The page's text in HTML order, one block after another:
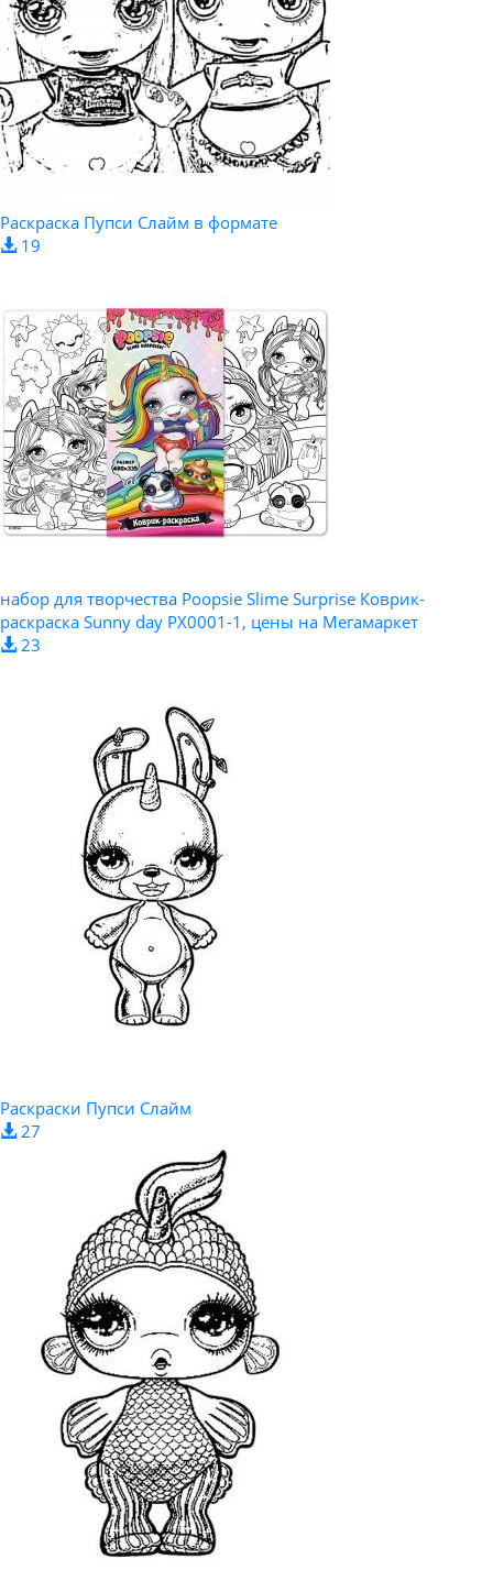
Раскраска Пупси Слайм в формате
19
набор для творчества Poopsie Slime Surprise Коврик-
раскраска Sunny day PX0001-1, цены на Мегамаркет
23
Раскраски Пупси Слайм
27